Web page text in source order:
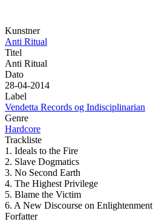
Kunstner
Anti Ritual
Titel
Anti Ritual
Dato
28-04-2014
Label
Vendetta Records og Indisciplinarian
Genre
Hardcore
Trackliste
1. Ideals to the Fire
2. Slave Dogmatics
3. No Second Earth
4. The Highest Privilege
5. Blame the Victim
6. A New Discourse on Enlightenment
Forfatter